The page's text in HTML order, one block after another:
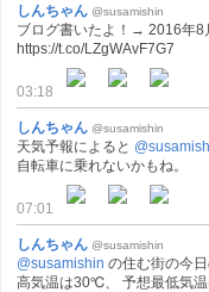
しんちゃん @susamishin
ブログ書いたよ！→ 2016年8
https://t.co/LZgWAvF7G7
03:18
しんちゃん @susamishin
天気予報によると
自転車に乗れないかもね。
07:01
しんちゃん @susamishin
@susamishin の住む街の今
高気温は30℃、 予想最低気